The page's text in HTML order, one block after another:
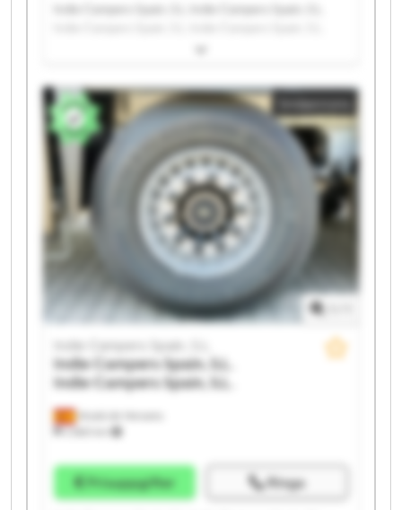
Indie Campers Spain, S.L. Indie Campers Spain, S.L.
Indie Campers Spain, S.L. Indie Campers Spain, S.L.
Indie Campers Spain, S.L. Indie Campers Spain, S.L.
Indie Campers Spain, S.L. Indie Campers Spain, S.L.
Indie Campers Spain, S.L. Indie Campers Spain, S.L.
Indie Campers Spain, S.L. Indie Campers Spain, S.L.
Indie Campers Spain, S.L. Indie Campers Spain, S.L.
Indie Campers Spain, S.L. Indie Campers Spain, S.L.
Småannons
Alcalá de Henares
2 660 km
Indie Campers Spain, S.L.
Indie Campers Spain, S.L.
Indie Campers Spain, S.L.
Prisuppgifter Ringa